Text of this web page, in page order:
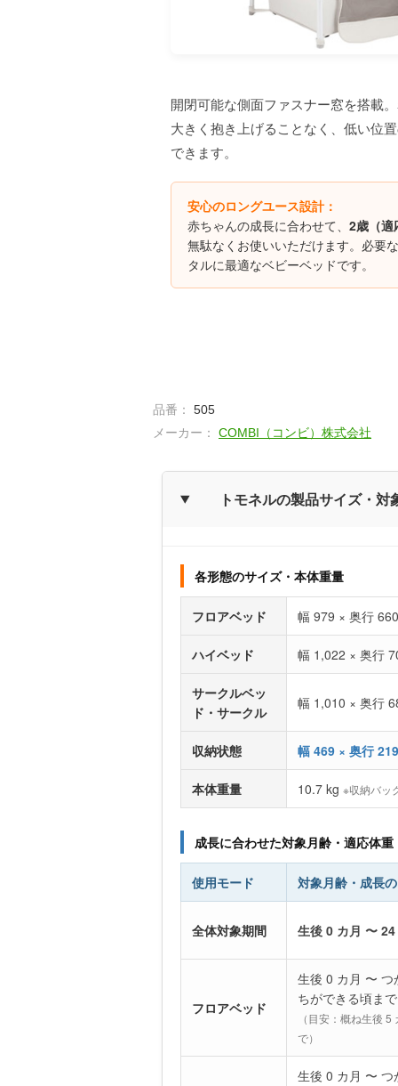
開閉可能な側面ファスナー窓を搭載
大きく抱き上げることなく、低い位
できます。
安心のロングユース設計：
赤ちゃんの成長に合わせて、 2歳（適
無駄なくお使いいただけます。必要
タルに最適なベビーベッドです。
品番：
505
メーカー：
COMBI（コンビ）株式会社
トモネルの製品サイズ・対
各形態のサイズ・本体重量
フロアベッド 幅 979 × 奥行
ハイベッド 幅 1,022 × 奥行
サークルベッ
ド ・サークル
幅 1,010 × 奥行
収納状態 幅 469 × 奥行
本体重量 10.7 kg ※収納バッ
成長に合わせた対象月齢・適応体重
使用モード 対象月齢・成長
全体対象期間 生後 0 カ月 〜
フロアベッド
生後 0 カ月 〜 つ
ちができる頃まで
（目安：概ね生後 5
で）
生後 0 カ月 〜 つ